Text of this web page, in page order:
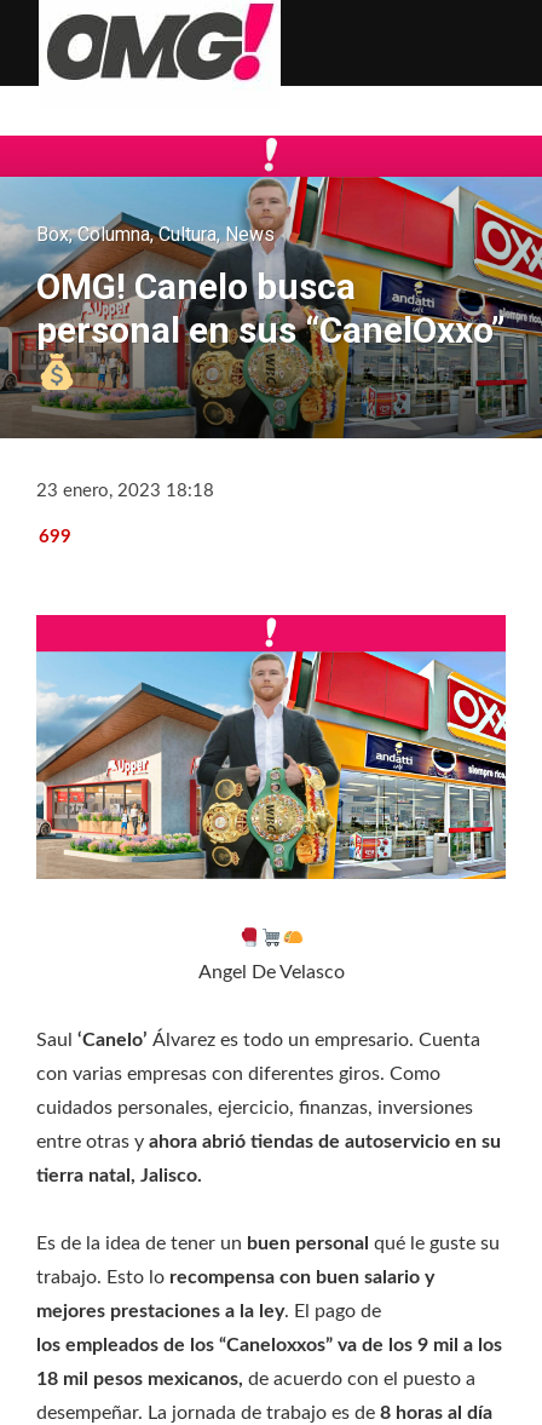
Box,Columna,Cultura,News
OMG! Canelo busca
personal en sus “CanelOxxo”
23 enero, 2023 18:18
699
Angel De Velasco
Saul ‘Canelo’ Álvarez es todo un empresario. Cuenta
con varias empresas con diferentes giros. Como
cuidados personales, ejercicio, finanzas, inversiones
entre otras y ahora abrió tiendas de autoservicio en su
tierra natal, Jalisco.
Es de la idea de tener un buen personal qué le guste su
trabajo. Esto lo recompensa con buen salario y
mejores prestaciones a la ley. El pago de
los empleados de los “Caneloxxos” va de los 9 mil a los
18 mil pesos mexicanos, de acuerdo con el puesto a
desempeñar. La jornada de trabajo es de 8 horas al día